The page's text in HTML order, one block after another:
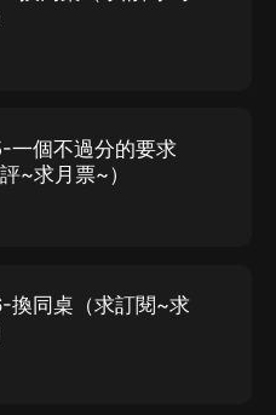
一個不過分的要求
~求月票~）
換同桌（求訂閱~求